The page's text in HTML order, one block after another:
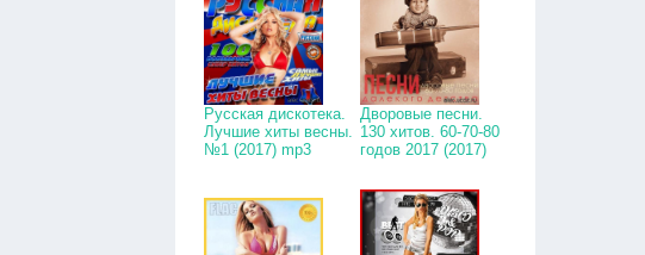
Русская дискотека.
Лучшие хиты весны.
№1 (2017) mp3
Дворовые песни.
130 хитов. 60-70-80
годов 2017 (2017)